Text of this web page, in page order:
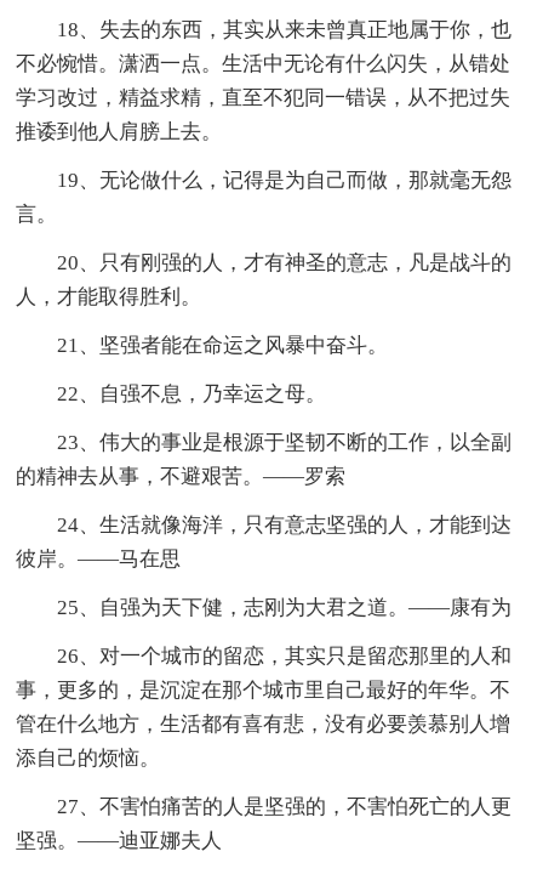
18、失去的东西，其实从来未曾真正地属于你，也
不必惋惜。潇洒一点。生活中无论有什么闪失，从错处
学习改过，精益求精，直至不犯同一错误，从不把过失
推诿到他人肩膀上去。
19、无论做什么，记得是为自己而做，那就毫无怨
言。
20、只有刚强的人，才有神圣的意志，凡是战斗的
人，才能取得胜利。
21、坚强者能在命运之风暴中奋斗。
22、自强不息，乃幸运之母。
23、伟大的事业是根源于坚韧不断的工作，以全副
的精神去从事，不避艰苦。——罗索
24、生活就像海洋，只有意志坚强的人，才能到达
彼岸。——马在思
25、自强为天下健，志刚为大君之道。——康有为
26、对一个城市的留恋，其实只是留恋那里的人和
事，更多的，是沉淀在那个城市里自己最好的年华。不
管在什么地方，生活都有喜有悲，没有必要羡慕别人增
添自己的烦恼。
27、不害怕痛苦的人是坚强的，不害怕死亡的人更
坚强。——迪亚娜夫人